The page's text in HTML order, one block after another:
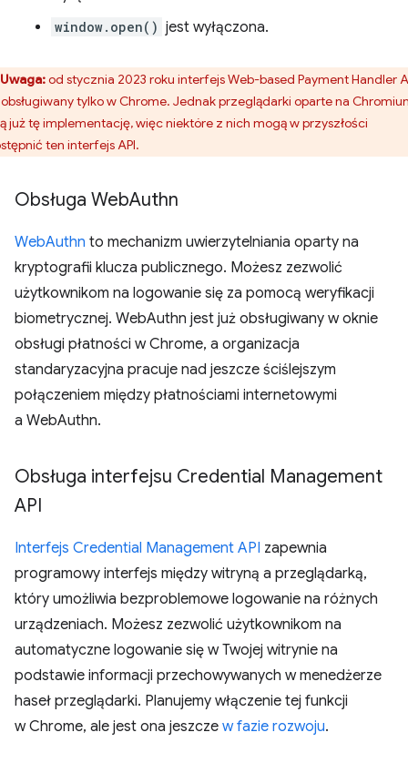
window.open() jest wyłączona.
Uwaga:od stycznia 2023 roku interfejs Web-based Payment Handler
tylko w Chrome. Jednak przeglądarki oparte na
już tę implementację, więc niektóre z nich mogą w przyszłości
ten interfejs API.
Obsługa WebAuthn
WebAuthn to mechanizm uwierzytelniania oparty na
kryptografii klucza publicznego. Możesz zezwolić
użytkownikom na logowanie się za pomocą weryfikacji
biometrycznej. WebAuthn jest już obsługiwany w oknie
obsługi płatności w Chrome, a organizacja
standaryzacyjna pracuje nad jeszcze ściślejszym
połączeniem między płatnościami internetowymi
a WebAuthn.
Obsługa interfejsu Credential Management
API
Interfejs Credential Management API zapewnia
programowy interfejs między witryną a przeglądarką,
który umożliwia bezproblemowe logowanie na różnych
urządzeniach. Możesz zezwolić użytkownikom na
automatyczne logowanie się w Twojej witrynie na
podstawie informacji przechowywanych w menedżerze
haseł przeglądarki. Planujemy włączenie tej funkcji
w Chrome, ale jest ona jeszcze w fazie rozwoju.